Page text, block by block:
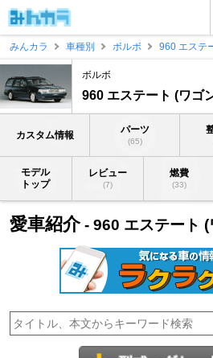
みんカラ
車種別 ボルボ 960 エステ
ボルボ
960 エステート (ワゴ
カスタム情報 パーツ
(65)
モデル
トップ
レビュー
(7)
燃費
(33)
愛車紹介- 960 エステート (